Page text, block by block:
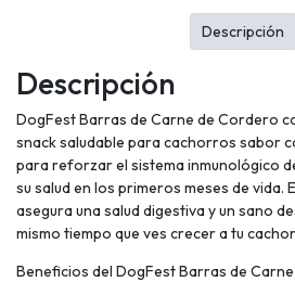
Descripción
DogFest Barras de Carne de Cordero
snack saludable para cachorros sabor
para reforzar el sistema inmunológico
su salud en los primeros meses de vida.
asegura una salud digestiva y un sano
mismo tiempo que ves crecer a tu
Beneficios del DogFest Barras de
Descripción